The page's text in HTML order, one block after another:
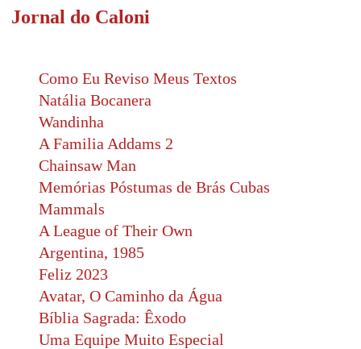
Jornal do Caloni
Como Eu Reviso Meus Textos
Natália Bocanera
Wandinha
A Familia Addams 2
Chainsaw Man
Memórias Póstumas de Brás Cubas
Mammals
A League of Their Own
Argentina, 1985
Feliz 2023
Avatar, O Caminho da Água
Bíblia Sagrada: Êxodo
Uma Equipe Muito Especial